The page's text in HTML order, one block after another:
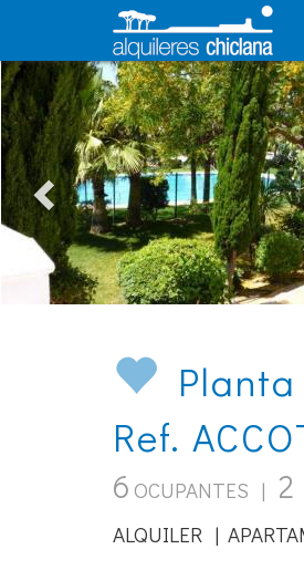
Ref.
6 OCUPANTES | 2
ALQUILER |